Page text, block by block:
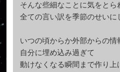
そんな些細なことに気をとら
全ての言い訳を季節のせいに
いつの頃からか外部からの情
自分に埋め込み過ぎて
動けなくなる瞬間まで作り上